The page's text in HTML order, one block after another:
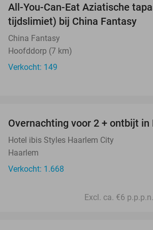
All-You-Can-Eat Aziatische
tijdslimiet) bij China Fantasy
China Fantasy
Hoofddorp (7 km)
Verkocht: 149
Overnachting voor 2 + ontbijt in
Hotel ibis Styles Haarlem City
Haarlem
Verkocht: 1.668
Excl. ca. €6